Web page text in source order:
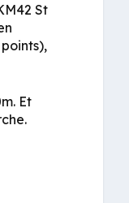
St
points),
Et